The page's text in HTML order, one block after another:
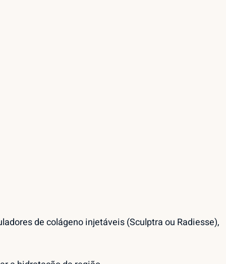
de colágeno injetáveis (Sculptra ou Radiesse),